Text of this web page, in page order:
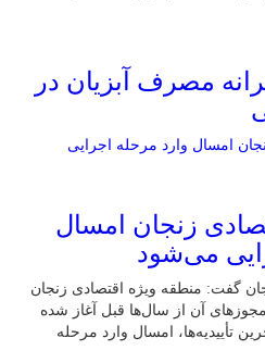
مصرف آبزیان در
زنجان امسال
می‌شود
گفت: منطقه ویژه اقتصادی زنجان
آن از سال‌ها قبل آغاز شده
تأییدیه‌ها، امسال وارد مرحله